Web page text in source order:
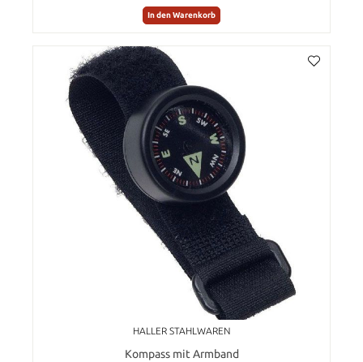
In den Warenkorb
HALLER STAHLWAREN
Kompass mit Armband